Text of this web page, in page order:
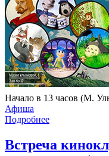
Начало в 13 часов (М.
Афиша
Подробнее
Встреча